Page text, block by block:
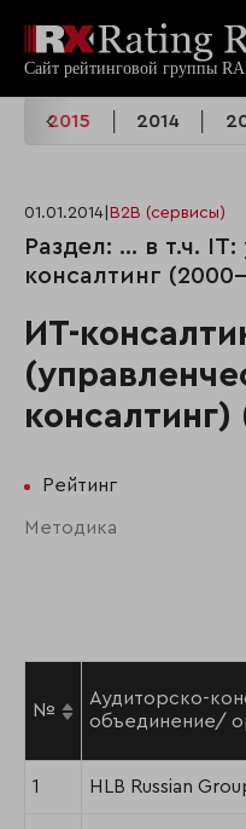
2015 2014
01.01.2014 B2B (сервисы)
Раздел: ... в т.ч.
консалтинг
ИТ-
консалтинг)
Рейтинг
Методика
№
Аудиторско-
объединение/
1 HLB Russian